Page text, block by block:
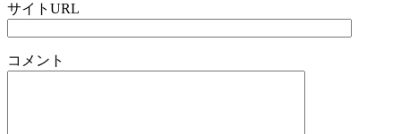
サイトURL
コメント